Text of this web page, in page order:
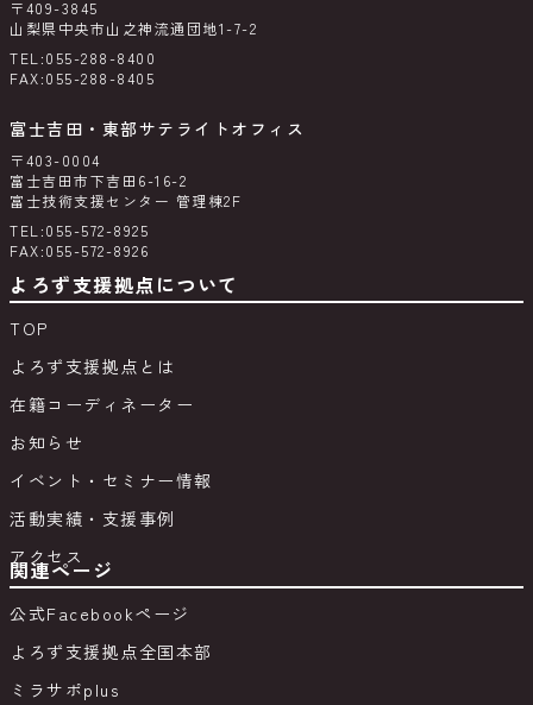
〒409-3845
山梨県中央市山之神流通団地1-7-2
TEL:055-288-8400
FAX:055-288-8405
富士吉田・東部サテライトオフィス
〒403-0004
富士吉田市下吉田6-16-2
富士技術支援センター 管理棟2F
TEL:055-572-8925
FAX:055-572-8926
よろず支援拠点について
TOP
よろず支援拠点とは
在籍コーディネーター
お知らせ
イベント・セミナー情報
活動実績・支援事例
アクセス
関連ページ
公式Facebookページ
よろず支援拠点全国本部
ミラサポplus